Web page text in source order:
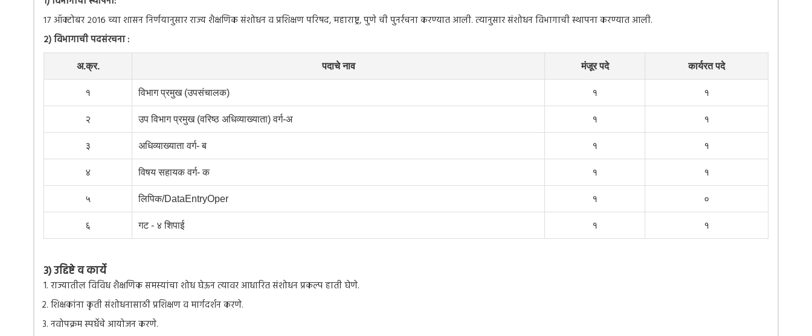
१७ ऑक्टोबर २०१६ च्या शासन निर्णयानुसार राज्य शैक्षणिक संशोधन व प्रशिक्षण परिषद, महाराष्ट्र, पुणे ची पुनर्रचना करण्यात आली. त्यानुसार संशोधन विभागाची स्थापना करण्यात आली.
२) विभागाची पदसंरचना :
अ.क्र. पदाचे नाव मंजूर पदे कार्यरत पदे
१ विभाग प्रमुख (उपसंचालक) १ १
२ उप विभाग प्रमुख (वरिष्ठ अधिव्याख्याता) वर्ग-अ १ १
३ अधिव्याख्याता वर्ग- ब १ १
४ विषय सहायक वर्ग- क १ १
५ लिपिक/DataEntryOper १ ०
६ गट - ४ शिपाई १ १
३) उद्दिष्टे व कार्ये
राज्यातील विविध शैक्षणिक समस्यांचा शोध घेऊन त्यावर आधारित संशोधन प्रकल्प हाती घेणे.
शिक्षकांना कृती संशोधनासाठी प्रशिक्षण व मार्गदर्शन करणे.
नवोपक्रम स्पर्धेचे आयोजन करणे.